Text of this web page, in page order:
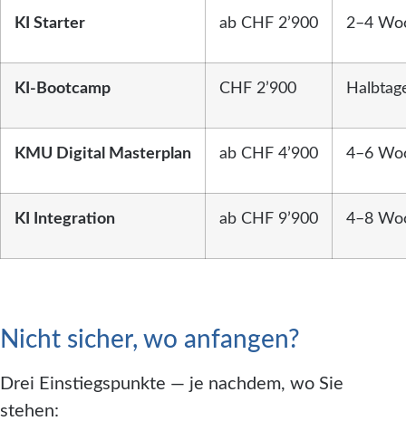
KI Starter ab CHF 2’900 2–4
KI-Bootcamp CHF 2’900
KMU Digital Masterplan ab CHF 4’900 4–6
KI Integration ab CHF 9’900 4–8
Nicht sicher, wo anfangen?
Drei Einstiegspunkte — je nachdem, wo Sie
stehen: